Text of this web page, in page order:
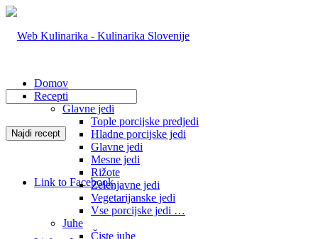
Link to Facebook
Domov
Recepti
Glavne jedi
Tople porcijske predjedi
Hladne porcijske jedi
Glavne jedi
Mesne jedi
Rižote
Zelenjavne jedi
Vegetarijanske jedi
Vse porcijske jedi …
Juhe
Čiste juhe